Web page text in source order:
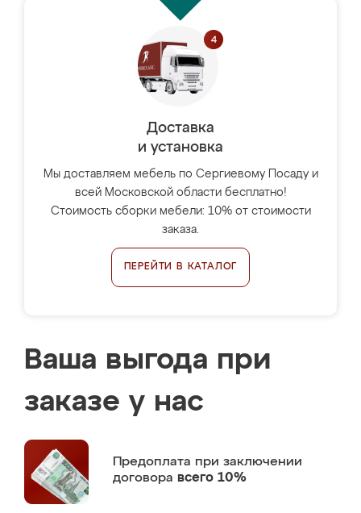
Доставка
и установка
Мы доставляем мебель по Сергиевому Посаду и
всей Московской области бесплатно!
Стоимость сборки мебели: 10% от стоимости
заказа.
ПЕРЕЙТИ В КАТАЛОГ
Ваша выгода при
заказе у нас
Предоплата при заключении
договора всего 10%